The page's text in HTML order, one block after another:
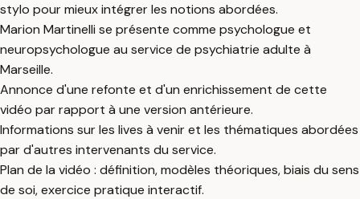
stylo pour mieux intégrer les notions abordées.
Marion Martinelli se présente comme psychologue et
neuropsychologue au service de psychiatrie adulte à
Marseille.
Annonce d'une refonte et d'un enrichissement de cette
vidéo par rapport à une version antérieure.
Informations sur les lives à venir et les thématiques abordées
par d'autres intervenants du service.
Plan de la vidéo : définition, modèles théoriques, biais du sens
de soi, exercice pratique interactif.